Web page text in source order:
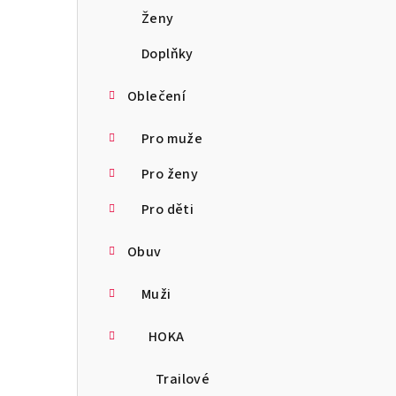
Ženy
Doplňky
Oblečení
Pro muže
Pro ženy
Pro děti
Obuv
Muži
HOKA
Trailové